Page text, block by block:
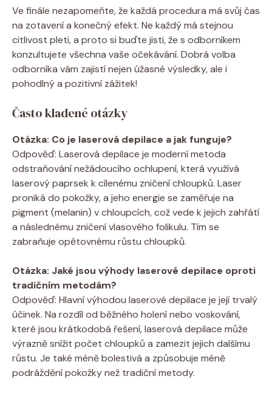
Ve finále nezapomeňte, že každá procedura má svůj čas
na zotavení a konečný efekt. Ne každý má stejnou
citlivost pleti, a proto si buďte jisti, že s odborníkem
konzultujete všechna vaše očekávání. Dobrá volba
odborníka vám zajistí nejen úžasné výsledky, ale i
pohodlný a pozitivní zážitek!
Často kladené otázky
Otázka: Co je laserová depilace a jak funguje?
Odpověď: Laserová depilace je moderní metoda
odstraňování nežádoucího ochlupení, která využívá
laserový paprsek k cílenému zničení chloupků. Laser
proniká do pokožky, a jeho energie se zaměřuje na
pigment (melanin) v chloupcích, což vede k jejich zahřátí
a následnému zničení vlasového folikulu. Tím se
zabraňuje opětovnému růstu chloupků.
Otázka: Jaké jsou výhody laserové depilace oproti
tradičním metodám?
Odpověď: Hlavní výhodou laserové depilace je její trvalý
účinek. Na rozdíl od běžného holení nebo voskování,
které jsou krátkodobá řešení, laserová depilace může
výrazně snížit počet chloupků a zamezit jejich dalšímu
růstu. Je také méně bolestivá a způsobuje méně
podráždění pokožky než tradiční metody.